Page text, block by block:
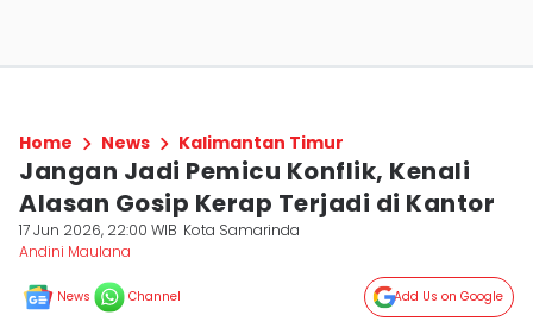
Home News Kalimantan Timur
Jangan Jadi Pemicu Konflik, Kenali
Alasan Gosip Kerap Terjadi di Kantor
17 Jun 2026, 22:00 WIB Kota Samarinda
Andini Maulana
News Channel Add Us on Google